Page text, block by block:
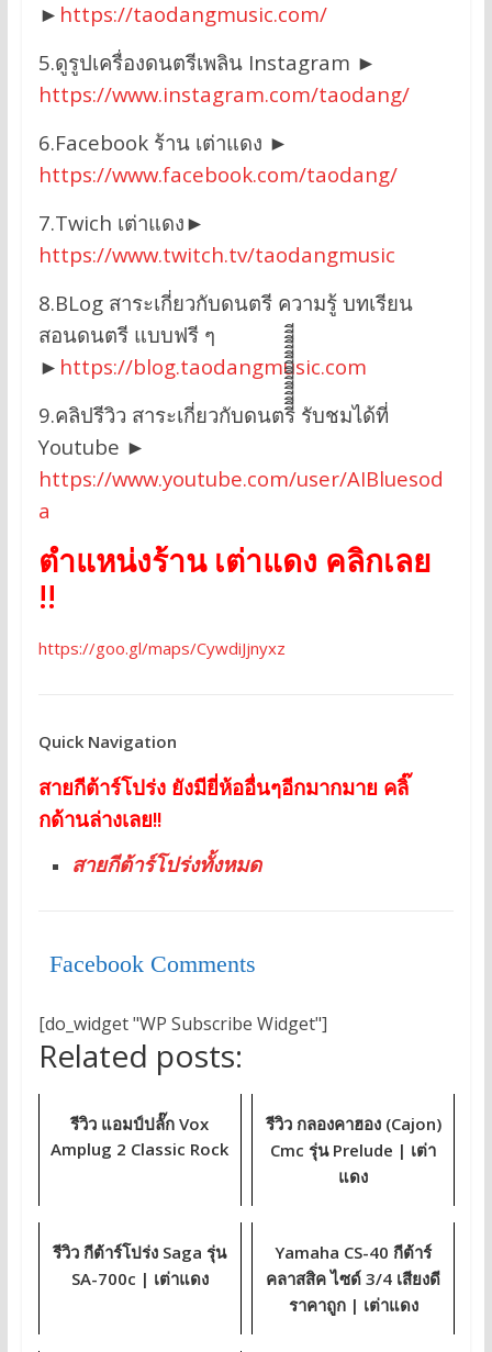
► https://taodangmusic.com/
5.ดูรูปเครื่องดนตรีเพลิน Instagram ►
https://www.instagram.com/taodang/
6.Facebook ร้าน เต่าแดง ►
https://www.facebook.com/taodang/
7.Twich เต่าแดง►
https://www.twitch.tv/taodangmusic
8.BLog สาระเกี่ยวกับดนตรี ความรู้ บทเรียน
สอนดนตรี แบบฟรี ๆ
► https://blog.taodangmusic.com
9.คลิปรีวิว สาระเกี่ยวกับดนตรีีีีีีีีีีีีีีีีี รับชมได้ที่
Youtube ►
https://www.youtube.com/user/AIBluesod
a
ตำแหน่งร้าน เต่าแดง คลิกเลย
!!
https://goo.gl/maps/CywdiJjnyxz
Quick Navigation
สายกีต้าร์โปร่ง ยังมียี่ห้ออื่นๆอีกมากมาย คลิ๊
กด้านล่างเลย!!
สายกีต้าร์โปร่งทั้งหมด
Facebook Comments
[do_widget "WP Subscribe Widget"]
Related posts:
รีวิว แอมป์ปลั๊ก Vox
Amplug 2 Classic Rock
รีวิว กลองคาฮอง (Cajon)
Cmc รุ่น Prelude | เต่า
แดง
รีวิว กีต้าร์โปร่ง Saga รุ่น
SA-700c | เต่าแดง
Yamaha CS-40 กีต้าร์
คลาสสิค ไซด์ 3/4 เสียงดี
ราคาถูก | เต่าแดง